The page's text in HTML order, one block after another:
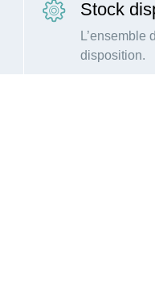
Stock
L’ensemble
disposition.